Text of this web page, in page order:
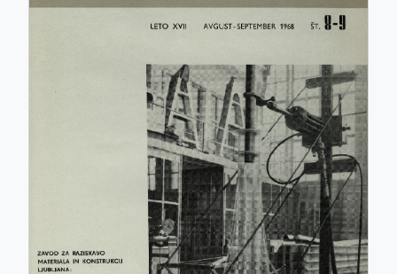
ISSN: 0017-2774
e-ISSN: 2536-4332
COBISS.SI-ID: 859140